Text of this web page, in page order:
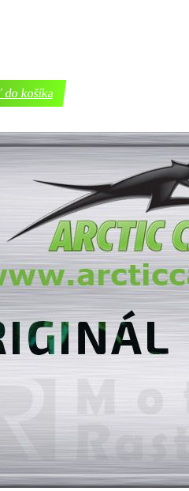
do košíka